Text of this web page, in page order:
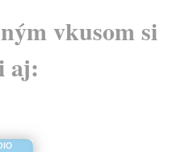
vkusom si
aj: